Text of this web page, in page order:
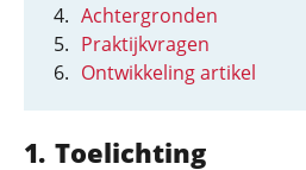
Achtergronden
Praktijkvragen
Ontwikkeling artikel
Toelichting